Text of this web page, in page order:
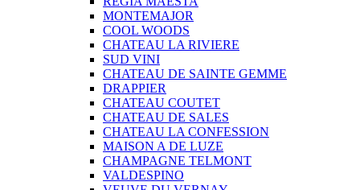
MONTEMAJOR
COOL WOODS
CHATEAU LA RIVIERE
SUD VINI
CHATEAU DE SAINTE GEMME
DRAPPIER
CHATEAU COUTET
CHATEAU DE SALES
CHATEAU LA CONFESSION
MAISON A DE LUZE
CHAMPAGNE TELMONT
VALDESPINO